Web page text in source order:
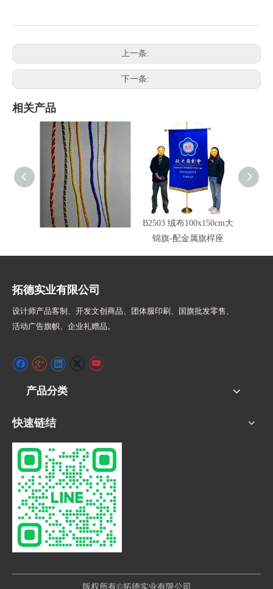
上一条:
下一条:
相关产品
车绳锦旗边绳颜色
B2503 绒布100x150cm大
锦旗-配金属旗桿座
拓德实业有限公司
设计师产品客制、开发文创商品、团体服印刷、 国旗批发零售、
活动广告旗帜、 企业礼赠品。
产品分类
快速链结
版权所有©拓德实业有限公司